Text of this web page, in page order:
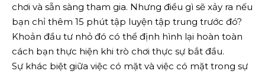
chơi và sẵn sàng tham gia. Nhưng điều gì sẽ xảy ra nếu
bạn chỉ thêm 15 phút tập luyện tập trung trước đó?
Khoản đầu tư nhỏ đó có thể định hình lại hoàn toàn
cách bạn thực hiện khi trò chơi thực sự bắt đầu.
Sự khác biệt giữa việc có mặt và việc có mặt trong sự